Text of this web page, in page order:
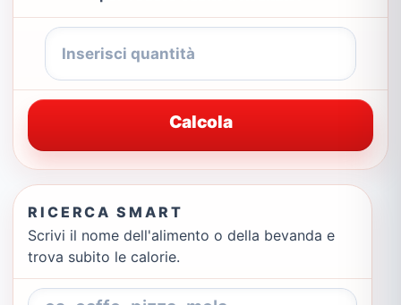
Calcola
RICERCA SMART
Scrivi il nome dell'alimento o della bevanda e
trova subito le calorie.